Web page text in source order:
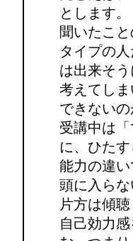
とします。
聞いたこ
タイプの
は出来そ
考えてし
できない
受講中は
に、ひた
能力の違
頭に入ら
片方は傾
自己効力